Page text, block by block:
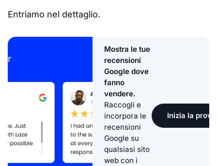
Entriamo nel dettaglio.
Mostra le tue
recensioni
Google dove
fanno
vendere.
Raccogli e
incorpora le
recensioni
Google su
qualsiasi sito
web con i
Inizia la